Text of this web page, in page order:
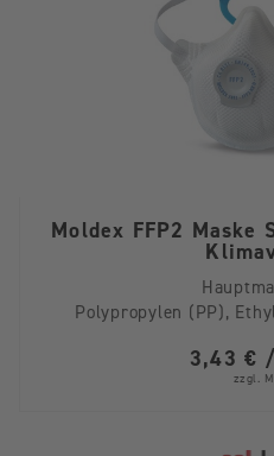
Moldex FFP2 Maske
Polypropylen (PP),
3,43 €
zzgl.